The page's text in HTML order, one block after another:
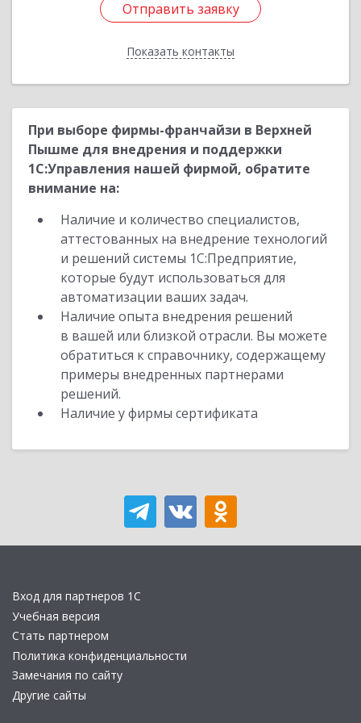
Отправить заявку
Показать контакты
Отправить заявку
Назад
При выборе фирмы-франчайзи в Верхней
Пышме для внедрения и поддержки
1С:Управления нашей фирмой, обратите
внимание на:
Наличие и количество специалистов,
аттестованных на внедрение технологий
и решений системы 1С:Предприятие,
которые будут использоваться для
автоматизации ваших задач.
Наличие опыта внедрения решений
в вашей или близкой отрасли. Вы можете
обратиться к справочнику, содержащему
примеры внедренных партнерами
решений.
Наличие у фирмы сертификата
Вход для партнеров 1С
Учебная версия
Стать партнером
Политика конфиденциальности
Замечания по сайту
Другие сайты